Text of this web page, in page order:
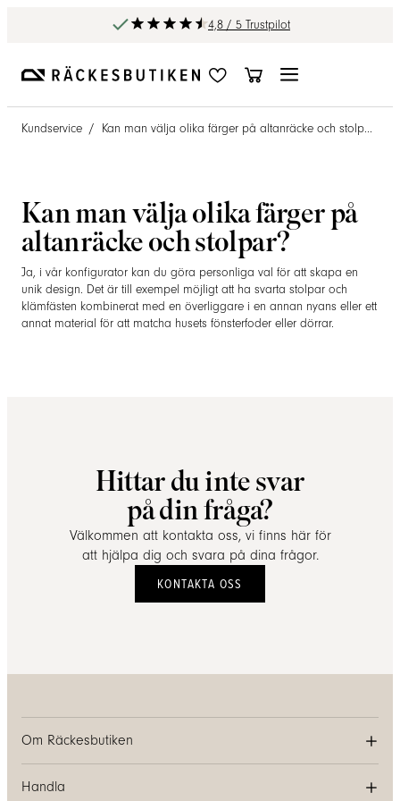
4,8 / 5 Trustpilot
Kundservice / Kan man välja olika färger på altanräcke och stolpar?
Kan man välja olika färger på
altanräcke och stolpar?
Ja, i vår konfigurator kan du göra personliga val för att skapa en
unik design. Det är till exempel möjligt att ha svarta stolpar och
klämfästen kombinerat med en överliggare i en annan nyans eller ett
annat material för att matcha husets fönsterfoder eller dörrar.
Hittar du inte svar
på din fråga?
Välkommen att kontakta oss, vi finns här för
att hjälpa dig och svara på dina frågor.
KONTAKTA OSS
Om Räckesbutiken
Handla